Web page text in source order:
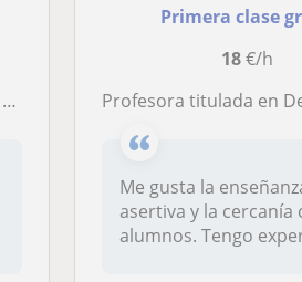
Primera clase
18€/h
Profesora titulada en Derecho por Universidad Complutense de Madrid, y titulada en
Me gusta la
asertiva y la cercanía
alumnos. Tengo